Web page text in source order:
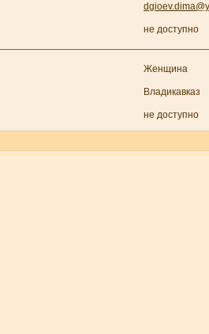
не доступно
Женщина
Владикавказ
не доступно